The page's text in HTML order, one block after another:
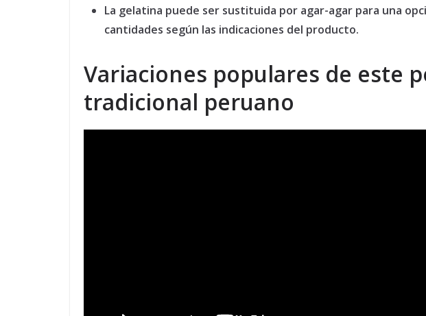
La gelatina puede ser sustituida por agar-agar para una
cantidades según las indicaciones del producto.
Variaciones populares de este
tradicional peruano